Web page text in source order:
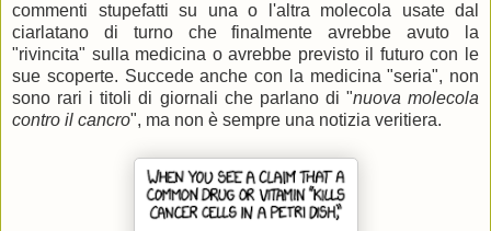
commenti stupefatti su una o l'altra molecola usate dal
ciarlatano di turno che finalmente avrebbe avuto la
"rivincita" sulla medicina o avrebbe previsto il futuro con le
sue scoperte. Succede anche con la medicina "seria", non
sono rari i titoli di giornali che parlano di "nuova molecola
contro il cancro", ma non è sempre una notizia veritiera.